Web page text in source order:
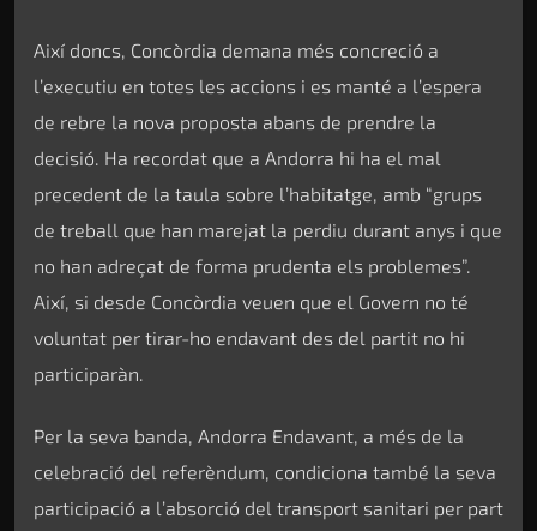
Així doncs, Concòrdia demana més concreció a
l’executiu en totes les accions i es manté a l’espera
de rebre la nova proposta abans de prendre la
decisió. Ha recordat que a Andorra hi ha el mal
precedent de la taula sobre l’habitatge, amb “grups
de treball que han marejat la perdiu durant anys i que
no han adreçat de forma prudenta els problemes”.
Així, si desde Concòrdia veuen que el Govern no té
voluntat per tirar-ho endavant des del partit no hi
participaràn.
Per la seva banda, Andorra Endavant, a més de la
celebració del referèndum, condiciona també la seva
participació a l’absorció del transport sanitari per part